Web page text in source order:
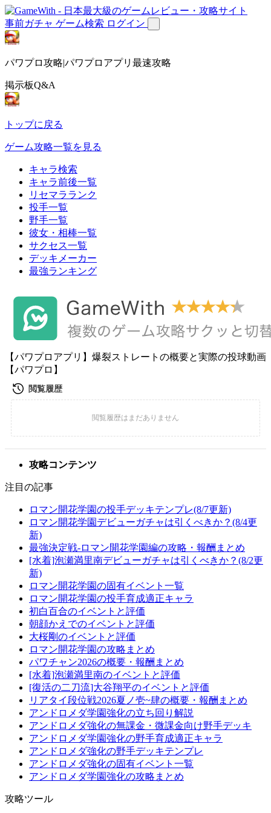
事前ガチャ ゲーム検索 ログイン
パワプロ攻略|パワプロアプリ最速攻略
掲示板Q&A
トップに戻る
ゲーム攻略一覧を見る
キャラ検索
キャラ前後一覧
リセマラランク
投手一覧
野手一覧
彼女・相棒一覧
サクセス一覧
デッキメーカー
最強ランキング
【パワプロアプリ】爆裂ストレートの概要と実際の投球動画
【パワプロ】
攻略コンテンツ
注目の記事
ロマン開花学園の投手デッキテンプレ(8/7更新)
ロマン開花学園デビューガチャは引くべきか？(8/4更
新)
最強決定戦-ロマン開花学園編の攻略・報酬まとめ
[水着]泡瀬満里南デビューガチャは引くべきか？(8/2更
新)
ロマン開花学園の固有イベント一覧
ロマン開花学園の投手育成適正キャラ
初白百合のイベントと評価
朝顔かえでのイベントと評価
大桜剛のイベントと評価
ロマン開花学園の攻略まとめ
パワチャン2026の概要・報酬まとめ
[水着]泡瀬満里南のイベントと評価
[復活の二刀流]大谷翔平のイベントと評価
リアタイ段位戦2026夏ノ壱~肆の概要・報酬まとめ
アンドロメダ学園強化の立ち回り解説
アンドロメダ強化の無課金・微課金向け野手デッキ
アンドロメダ学園強化の野手育成適正キャラ
アンドロメダ強化の野手デッキテンプレ
アンドロメダ強化の固有イベント一覧
アンドロメダ学園強化の攻略まとめ
攻略ツール